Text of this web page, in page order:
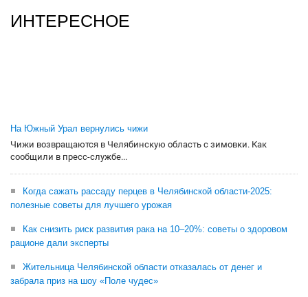
ИНТЕРЕСНОЕ
На Южный Урал вернулись чижи
Чижи возвращаются в Челябинскую область с зимовки. Как
сообщили в пресс-службе...
Когда сажать рассаду перцев в Челябинской области-2025:
полезные советы для лучшего урожая
Как снизить риск развития рака на 10–20%: советы о здоровом
рационе дали эксперты
Жительница Челябинской области отказалась от денег и
забрала приз на шоу «Поле чудес»